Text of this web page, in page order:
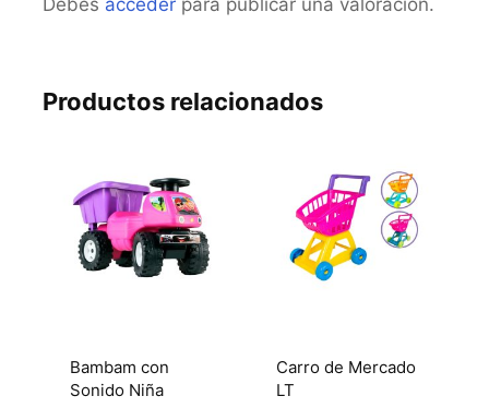
Productos relacionados
Bambam con
Sonido Niña
Carro de Mercado
LT